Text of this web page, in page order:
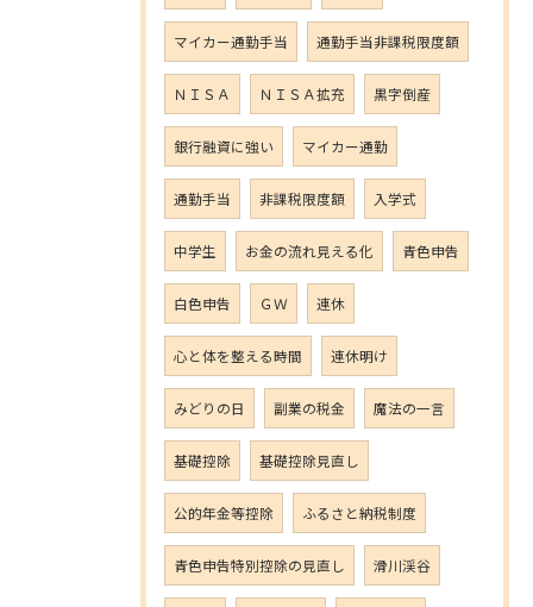
マイカー通勤手当 通勤手当非課税限度額
ＮＩＳＡ ＮＩＳＡ拡充 黒字倒産
銀行融資に強い マイカー通勤
通勤手当 非課税限度額 入学式
中学生 お金の流れ見える化 青色申告
白色申告 ＧＷ 連休
心と体を整える時間 連休明け
みどりの日 副業の税金 魔法の一言
基礎控除 基礎控除見直し
公的年金等控除 ふるさと納税制度
青色申告特別控除の見直し 滑川渓谷